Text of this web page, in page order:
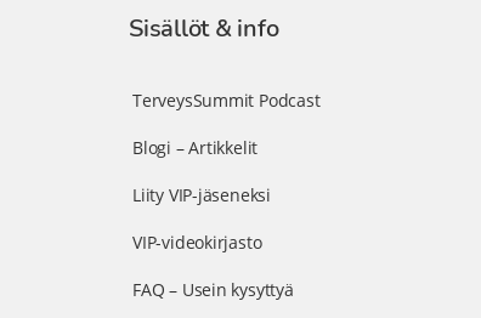
Sisällöt & info
TerveysSummit Podcast
Blogi – Artikkelit
Liity VIP-jäseneksi
VIP-videokirjasto
FAQ – Usein kysyttyä